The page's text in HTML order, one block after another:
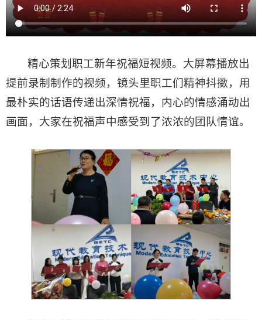
精心策划职工新年祝福短视频。大屏幕播放出
提前录制制作的视频，镜头里职工们精神抖擞，用
最朴实的话语传递出深情祝福，内心的情感涌动出
画面，大家在祝福声中感受到了浓浓的团队情谊。